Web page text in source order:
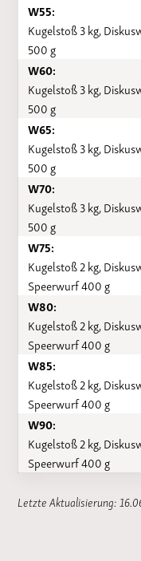
W55:
Kugelstoß 3 kg,
500 g
W60:
Kugelstoß 3 kg,
500 g
W65:
Kugelstoß 3 kg,
500 g
W70:
Kugelstoß 3 kg,
500 g
W75:
Kugelstoß 2 kg,
Speerwurf 400 g
W80:
Kugelstoß 2 kg,
Speerwurf 400 g
W85:
Kugelstoß 2 kg,
Speerwurf 400 g
W90:
Kugelstoß 2 kg,
Speerwurf 400 g
Letzte Aktualisierung: